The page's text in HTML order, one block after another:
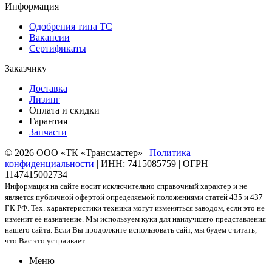
Информация
Одобрения типа ТС
Вакансии
Сертификаты
Заказчику
Доставка
Лизинг
Оплата и скидки
Гарантия
Запчасти
© 2026 ООО «ТК «Трансмастер» | Политика
конфиденциальности | ИНН: 7415085759 | ОГРН
1147415002734
Информация на сайте носит исключительно справочный характер и не
является публичной офертой определяемой положениями статей 435 и 437
ГК РФ. Тех. характеристики техники могут изменяться заводом, если это не
изменит её назначение. Мы используем куки для наилучшего представления
нашего сайта. Если Вы продолжите использовать сайт, мы будем считать,
что Вас это устраивает.
Меню